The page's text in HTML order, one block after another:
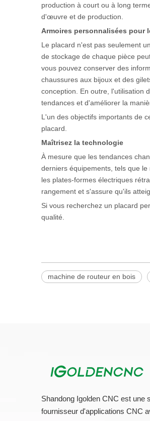
production à court ou à long
d'œuvre et de production.
Armoires personnalisées pour
Le placard n'est pas seulement
de stockage de chaque pièce
vous pouvez conserver des
chaussures aux bijoux et des
conception. En outre, l'utilisation
tendances et d'améliorer la
L'un des objectifs importants de
placard.
Maîtrisez la technologie
À mesure que les tendances
derniers équipements, tels que
les plates-formes électriques
rangement et s'assure qu'ils
Si vous recherchez un placard
qualité.
machine de routeur en bois
Shandong Igolden CNC est une
fournisseur d'applications CNC